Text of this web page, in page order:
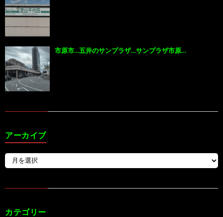
市原市…五井のサンプラザ…サンプラザ市原…
アーカイブ
カテゴリー